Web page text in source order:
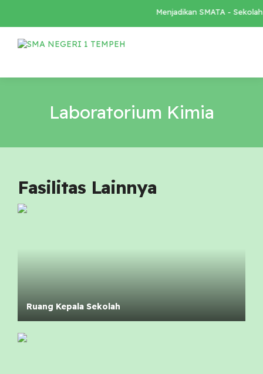
Menjadikan SMATA -
Laboratorium Kimia
Fasilitas Lainnya
Ruang Kepala Sekolah